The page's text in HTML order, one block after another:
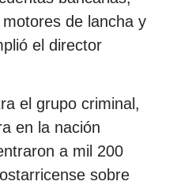
de lancha y
el director
el grupo criminal,
en la nación
a mil 200
sobre